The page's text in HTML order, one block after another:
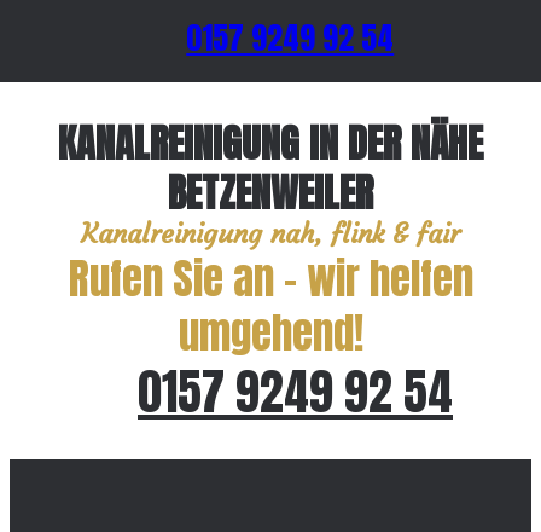
0157 9249 92 54
KANALREINIGUNG IN DER NÄHE
BETZENWEILER
Kanalreinigung nah, flink & fair
Rufen Sie an – wir helfen
umgehend!
0157 9249 92 54